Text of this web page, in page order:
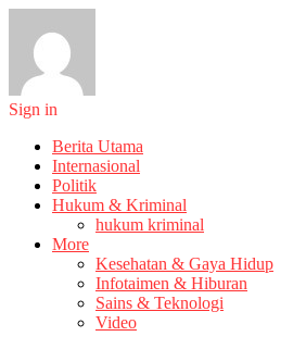
Sign in
Berita Utama
Internasional
Politik
Hukum & Kriminal
hukum kriminal
More
Kesehatan & Gaya Hidup
Infotaimen & Hiburan
Sains & Teknologi
Video